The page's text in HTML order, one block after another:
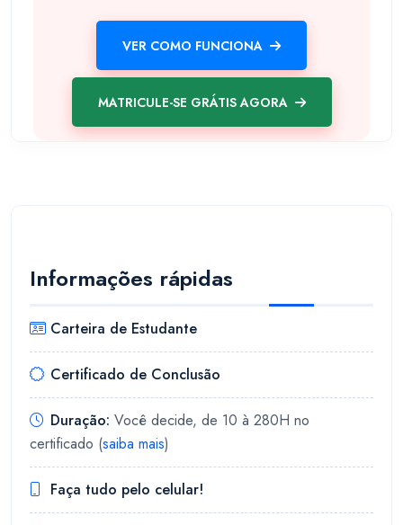
VER COMO FUNCIONA
MATRICULE-SE GRÁTIS AGORA
Informações rápidas
Carteira de Estudante
Certificado de Conclusão
Duração: Você decide, de 10 à 280H no
certificado (saiba mais)
Faça tudo pelo celular!